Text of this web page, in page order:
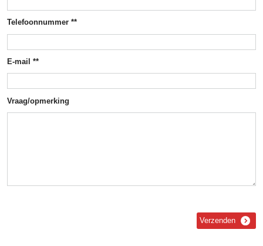
Telefoonnummer **
E-mail **
Vraag/opmerking